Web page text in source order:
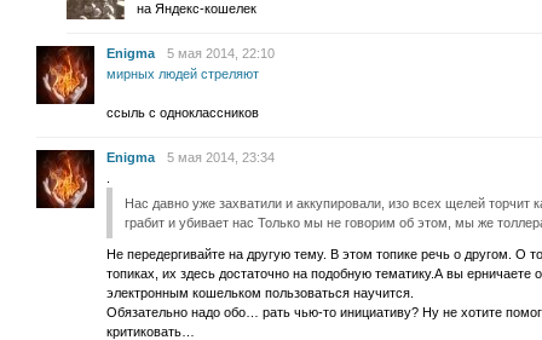
на Яндекс-кошелек
Enigma
5 мая 2014, 22:10
мирных людей стреляют
ссыль с одноклассников
Enigma
5 мая 2014, 23:34
Нас давно уже захватили и аккупировали, изо всех щелей торчит
грабит и убивает нас Только мы не говорим об этом, мы же
Не передергивайте на другую тему. В этом топике речь о другом. О
топиках, их здесь достаточно на подобную тематику.А вы ерничаете
электронным кошельком пользоваться научится.
Обязательно надо обо… рать чью-то инициативу? Ну не хотите
критиковать…